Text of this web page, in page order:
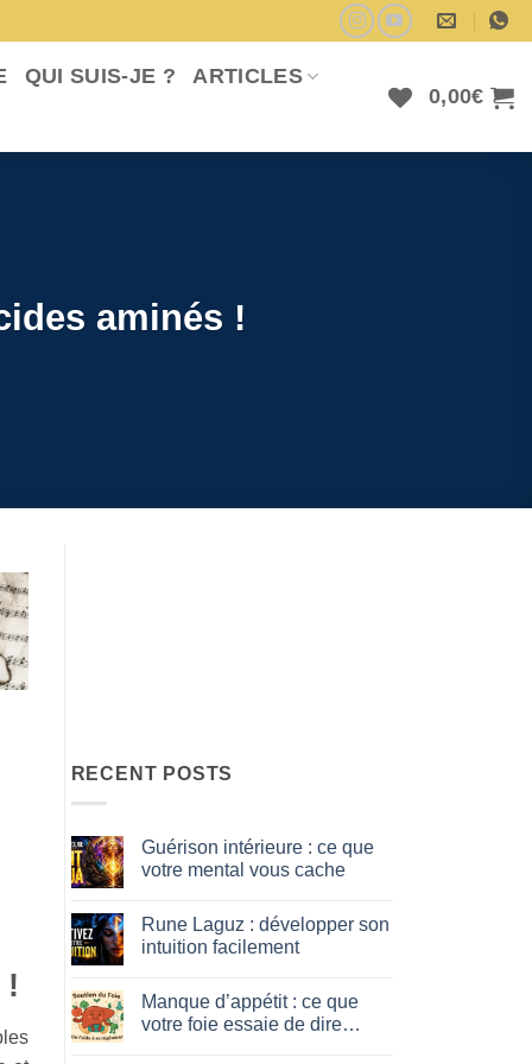
QUI SUIS-JE ? ARTICLES
0,00€
aminés !
!
RECENT POSTS
Guérison intérieure : ce que
votre mental vous cache
on
Guérison
intérieure
que
votre
mental
Rune Laguz : développer son
intuition facilement
on
Rune
Laguz
Manque d’appétit : ce que
votre foie essaie de dire…